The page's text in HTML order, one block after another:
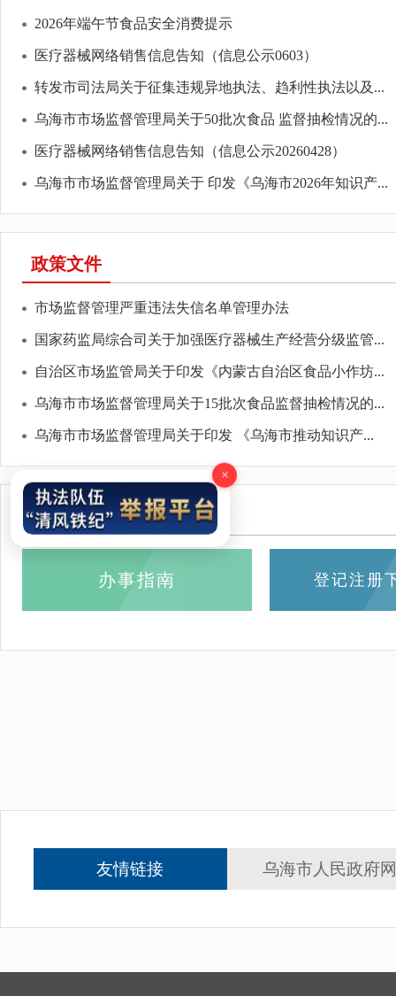
×
2026年端午节食品安全消费提示
医疗器械网络销售信息告知（信息公示0603）
转发市司法局关于征集违规异地执法、趋利性执法以及...
乌海市市场监督管理局关于50批次食品 监督抽检情况的...
医疗器械网络销售信息告知（信息公示20260428）
乌海市市场监督管理局关于 印发《乌海市2026年知识产...
政策文件
市场监督管理严重违法失信名单管理办法
国家药监局综合司关于加强医疗器械生产经营分级监管...
自治区市场监管局关于印发《内蒙古自治区食品小作坊...
乌海市市场监督管理局关于15批次食品监督抽检情况的...
乌海市市场监督管理局关于印发 《乌海市推动知识产...
办事指南
办事指南 登记注册
友情链接 乌海市人民政府网